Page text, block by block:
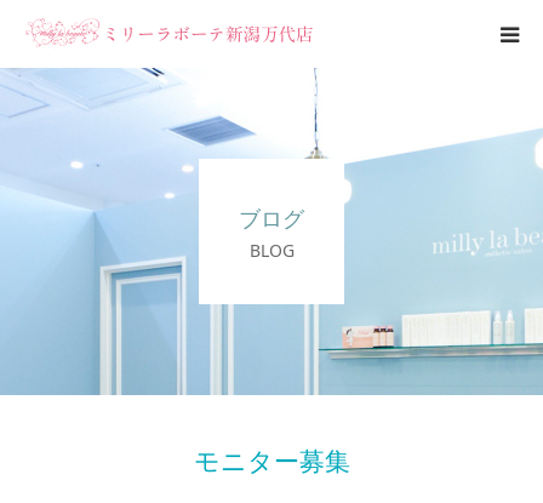
ブログ
BLOG
モニター募集
エステメニュー
ブライダルエステ
サロン案内